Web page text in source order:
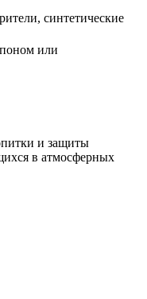
синтетические
или
и защиты
в атмосферных